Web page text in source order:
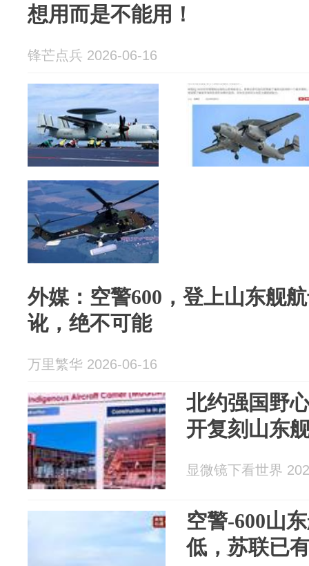
想用而是不能用！
锋芒点兵 2026-06-16
外媒：空警600，登上山东舰
讹，绝不可能
万里繁华 2026-06-16
北约强国野
开复刻山东
显微镜下看世界
空警-600山
低，苏联已